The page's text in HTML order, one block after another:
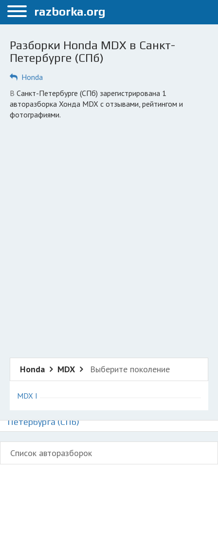
Меню
Санкт-Петербург
Автосервисы
Разборки Honda MDX в Санкт-
Петербурге (СПб)
Honda
в Санкт-Петербурге (СПб) зарегистрирована 1
авторазборка Хонда MDX с отзывами, рейтингом и
фотографиями.
Honda MDX Выберите поколение
MDX I
Петербурга (СПб)
Список авторазборок
razborka.org